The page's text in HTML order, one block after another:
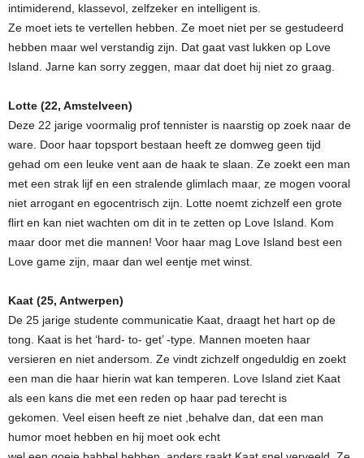
intimiderend, klassevol, zelfzeker en intelligent is.
Ze moet iets te vertellen hebben. Ze moet niet per se gestudeerd
hebben maar wel verstandig zijn. Dat gaat vast lukken op Love
Island. Jarne kan sorry zeggen, maar dat doet hij niet zo graag.
Lotte (22, Amstelveen)
Deze 22 jarige voormalig prof tennister is naarstig op zoek naar de
ware. Door haar topsport bestaan heeft ze domweg geen tijd
gehad om een leuke vent aan de haak te slaan. Ze zoekt een man
met een strak lijf en een stralende glimlach maar, ze mogen vooral
niet arrogant en egocentrisch zijn. Lotte noemt zichzelf een grote
flirt en kan niet wachten om dit in te zetten op Love Island. Kom
maar door met die mannen! Voor haar mag Love Island best een
Love game zijn, maar dan wel eentje met winst.
Kaat (25, Antwerpen)
De 25 jarige studente communicatie Kaat, draagt het hart op de
tong. Kaat is het ‘hard- to- get’ -type. Mannen moeten haar
versieren en niet andersom. Ze vindt zichzelf ongeduldig en zoekt
een man die haar hierin wat kan temperen. Love Island ziet Kaat
als een kans die met een reden op haar pad terecht is
gekomen. Veel eisen heeft ze niet ,behalve dan, dat een man
humor moet hebben en hij moet ook echt